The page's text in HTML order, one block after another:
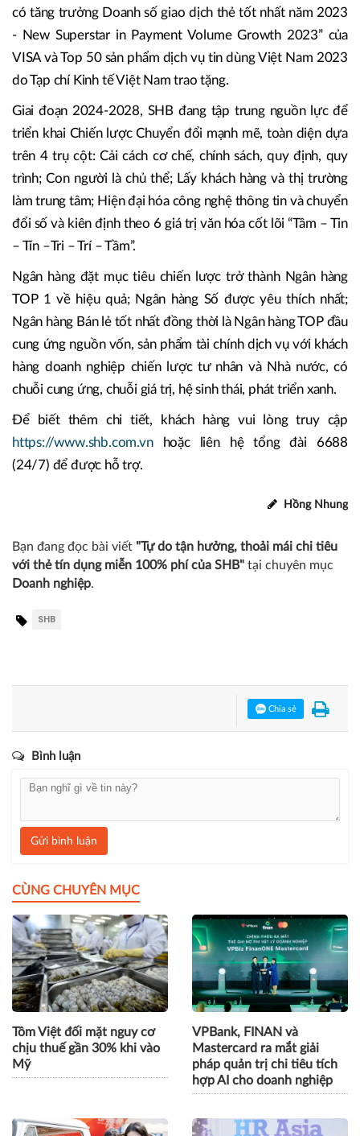
có tăng trưởng Doanh số giao dịch thẻ tốt nhất năm 2023
- New Superstar in Payment Volume Growth 2023” của
VISA và Top 50 sản phẩm dịch vụ tin dùng Việt Nam 2023
do Tạp chí Kinh tế Việt Nam trao tặng.
Giai đoạn 2024-2028, SHB đang tập trung nguồn lực để
triển khai Chiến lược Chuyển đổi mạnh mẽ, toàn diện dựa
trên 4 trụ cột: Cải cách cơ chế, chính sách, quy định, quy
trình; Con người là chủ thể; Lấy khách hàng và thị trường
làm trung tâm; Hiện đại hóa công nghệ thông tin và chuyển
đổi số và kiên định theo 6 giá trị văn hóa cốt lõi “Tâm – Tin
– Tín –Tri – Trí – Tầm”.
Ngân hàng đặt mục tiêu chiến lược trở thành Ngân hàng
TOP 1 về hiệu quả; Ngân hàng Số được yêu thích nhất;
Ngân hàng Bán lẻ tốt nhất đồng thời là Ngân hàng TOP đầu
cung ứng nguồn vốn, sản phẩm tài chính dịch vụ với khách
hàng doanh nghiệp chiến lược tư nhân và Nhà nước, có
chuỗi cung ứng, chuỗi giá trị, hệ sinh thái, phát triển xanh.
Để biết thêm chi tiết, khách hàng vui lòng truy cập
https://www.shb.com.vnhoặc liên hệ tổng đài 6688
(24/7) để được hỗ trợ.
Hồng Nhung
Bạn đang đọc bài viết "Tự do tận hưởng, thoải mái chi tiêu
với thẻ tín dụng miễn 100% phí của SHB" tại chuyên mục
Doanh nghiệp.
SHB
Chia sẻ
Bình luận
Gửi bình luận
CÙNG CHUYÊN MỤC
Tôm Việt đối mặt nguy cơ
chịu thuế gần 30% khi vào
Mỹ
VPBank, FINAN và
Mastercard ra mắt giải
pháp quản trị chi tiêu tích
hợp AI cho doanh nghiệp